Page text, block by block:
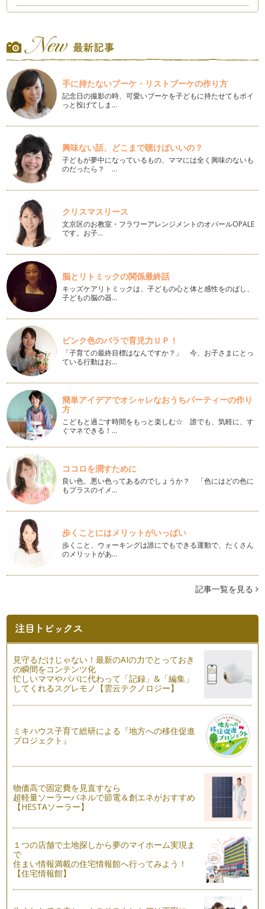
なさん楽しい夏を過ごされましたでし…
アロマでエコ＆クールビズ
平年より15日、昨年と比べると19日も早く梅雨明けした関東
地方、 早くも夏到来。 猛暑が続…
季節の行事をアロマで楽しむ
我が家では、6月半ばを過ぎると、毎年ウキウキ用意するも
メディカルハーブティーで作るゼリー
だんだん陽射しも初夏を思わせる日が増えてきましたね。 5
月は…
簡単♪日本茶とメディカルハーブのブレンドティー
新学期も始まり、そろそろ生活のリズムが戻ってきた頃でしょ
うか。 お休み中は子どもた…
ハーブのプレゼントを贈る
3月は別れの季節。 &nbs…
インテリアにもなるアロマエコディフューザー
精油がココロとカラダに作用する経路は３つあります。 嗅覚
を通じて脳へ 呼吸…
寒い冬には手浴、足浴を
1月も半ばではありますが、新年明けましておめでとうござい
ます。 2013年も引き続…
木の実を使ったかんたんアロマディフューザー
植物の香り、自然の香りは、ストレス社会といわれる今の時
代、…
自然素材を使ったミツロウクリームアレンジ編
前回、ミツロウをベースとしたクリームの作り方をご紹介しま
したが、今回は、ちょっとアレンジを…
自然素材でハンドクリームを作ろう
いよいよ寒くなってくると、お肌の乾燥が気になりますよね？
特…
アロマでバスタイム
秋の装いが濃くなってきた街中、吹く風もだんだん冷たくな
り、一日の疲れをリセットす…
アロマで家事タイムを楽しく♪
植物から抽出した精油には抗菌作用があります。 前回に引き
続き、精油の抗菌…
の抗菌作用を消臭…
いつものお風呂をもっと楽しむアロマ＆ハーブのバスフィズ作
り
長かった夏休みも終わり、そろそろ日常に戻りつつある我が
家。 そんな我が家で年中大活…
ハーブで作る家庭の味
まだまだ暑さが厳しい毎日ですが、みなさんも夏を満喫されて
いることと思います。 …
みなさんは、ハーブティーを日常的に飲まれますか？ ハーブ
などの芳香植物は…
ハーブで夏の食卓をひと工夫
７月も半ばになり、太陽の照りつける暑い日がまぶしく蒸し暑
ハーブの押し花クラフト作り
今回は、前回作ったハーブの押し花を使った簡単なクラフト作
りをご紹介します。 …
梅雨入りしたこの頃も我が家のハーブはすくすくと伸びていま
手に持たないブーケ・リストブーケの作り方
記念日の撮影の時、可愛いブーケを子どもに持たせてもポイ
っと投げてしま…
興味ない話、どこまで聴けばいいの？
子どもが夢中になっているもの、ママには全く興味のないも
のだったら？ …
クリスマスリース
文京区のお教室・フラワーアレンジメントのオパールOPALE
です。お子…
脳とリトミックの関係最終話
キッズケアリトミックは、子どもの心と体と感性をのばし、
子どもの脳の器…
ピンク色のバラで育児力ＵＰ！
「子育ての最終目標はなんですか？」 今、お子さまにとっ
ている行動はお…
簡単アイデアでオシャレなおうちパーティーの作り
方
こどもと過ごす時間をもっと楽しむ☆ 誰でも、気軽に、す
ぐマネできる！…
ココロを潤すために
良い色、悪い色ってあるのでしょうか？ 「色にはどの色に
もプラスのイメ…
歩くことにはメリットがいっぱい
歩くこと、ウォーキングは誰にでもできる運動で、たくさん
のメリットがあ…
記事一覧を見る
見守るだけじゃない！最新のAIの力でとっておき
の瞬間をコンテンツ化
忙しいママやパパに代わって「記録」&「編集」
してくれるスグレモノ【雲云テクノロジー】
ミキハウス子育て総研による『地方への移住促進
プロジェクト』
物価高で固定費を見直すなら
超軽量ソーラーパネルで節電＆創エネがおすすめ
【HESTAソーラー】
１つの店舗で土地探しから夢のマイホーム実現ま
で
住まい情報満載の住宅情報館へ行ってみよう！
【住宅情報館】